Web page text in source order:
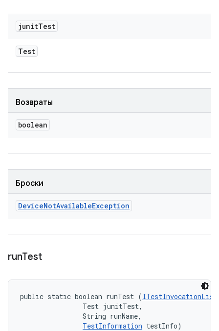
junitTest
Test
Возвраты
boolean
Броски
DeviceNotAvailableException
runTest
public static boolean runTest (
                Test junitTest,
                String runName,
TestInformation testInfo)